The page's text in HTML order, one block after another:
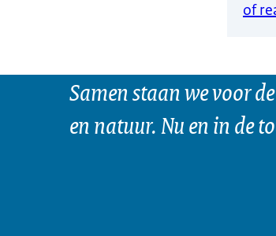
of
Samen staan we voor
en natuur. Nu en in de